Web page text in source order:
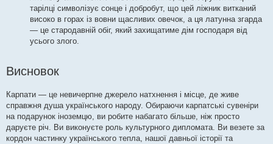
тарілці символізує сонце і добробут, що цей ліжник витканий
високо в горах із вовни щасливих овечок, а ця латунна згарда
— це стародавній обіг, який захищатиме дім господаря від
усього злого.
Висновок
Карпати — це невичерпне джерело натхнення і місце, де живе
справжня душа українського народу. Обираючи карпатські сувеніри
на подарунок іноземцю, ви робите набагато більше, ніж просто
даруєте річ. Ви виконуєте роль культурного дипломата. Ви везете за
кордон частинку українського тепла, нашої давньої історії та